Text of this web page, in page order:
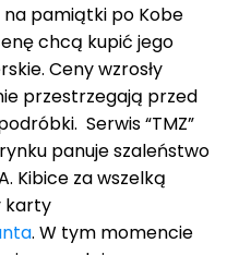
pamiątki po Kobe
chcą kupić jego
Ceny wzrosły
przestrzegają przed
Serwis “TMZ”
panuje szaleństwo
Kibice za wszelką
karty
. W tym momencie